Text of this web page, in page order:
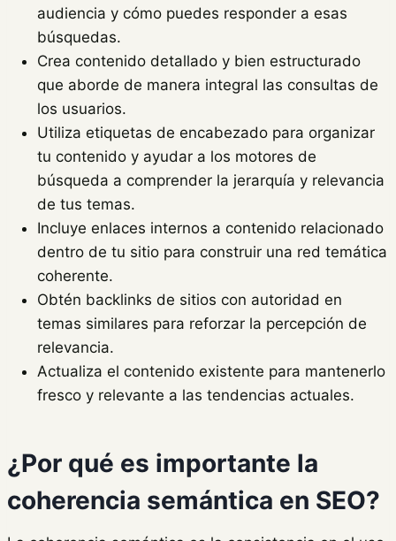
audiencia y cómo puedes responder a esas
búsquedas.
Crea contenido detallado y bien estructurado
que aborde de manera integral las consultas de
los usuarios.
Utiliza etiquetas de encabezado para organizar
tu contenido y ayudar a los motores de
búsqueda a comprender la jerarquía y relevancia
de tus temas.
Incluye enlaces internos a contenido relacionado
dentro de tu sitio para construir una red temática
coherente.
Obtén backlinks de sitios con autoridad en
temas similares para reforzar la percepción de
relevancia.
Actualiza el contenido existente para mantenerlo
fresco y relevante a las tendencias actuales.
¿Por qué es importante la
coherencia semántica en SEO?